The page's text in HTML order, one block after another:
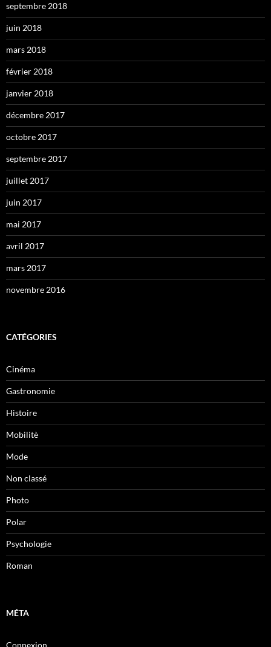
septembre 2018
juin 2018
mars 2018
février 2018
janvier 2018
décembre 2017
octobre 2017
septembre 2017
juillet 2017
juin 2017
mai 2017
avril 2017
mars 2017
novembre 2016
CATÉGORIES
Cinéma
Gastronomie
Histoire
Mobilitè
Mode
Non classé
Photo
Polar
Psychologie
Roman
MÉTA